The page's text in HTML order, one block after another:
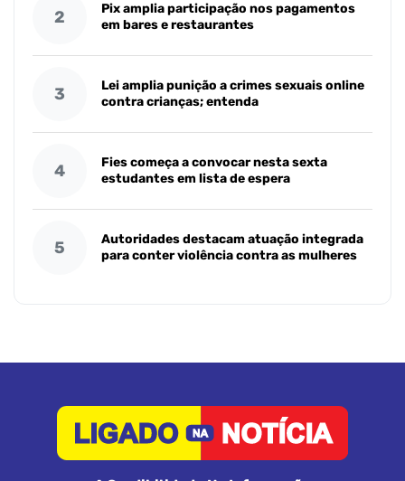
2
Pix amplia participação nos pagamentos
em bares e restaurantes
3
Lei amplia punição a crimes sexuais online
contra crianças; entenda
4
Fies começa a convocar nesta sexta
estudantes em lista de espera
5
Autoridades destacam atuação integrada
para conter violência contra as mulheres